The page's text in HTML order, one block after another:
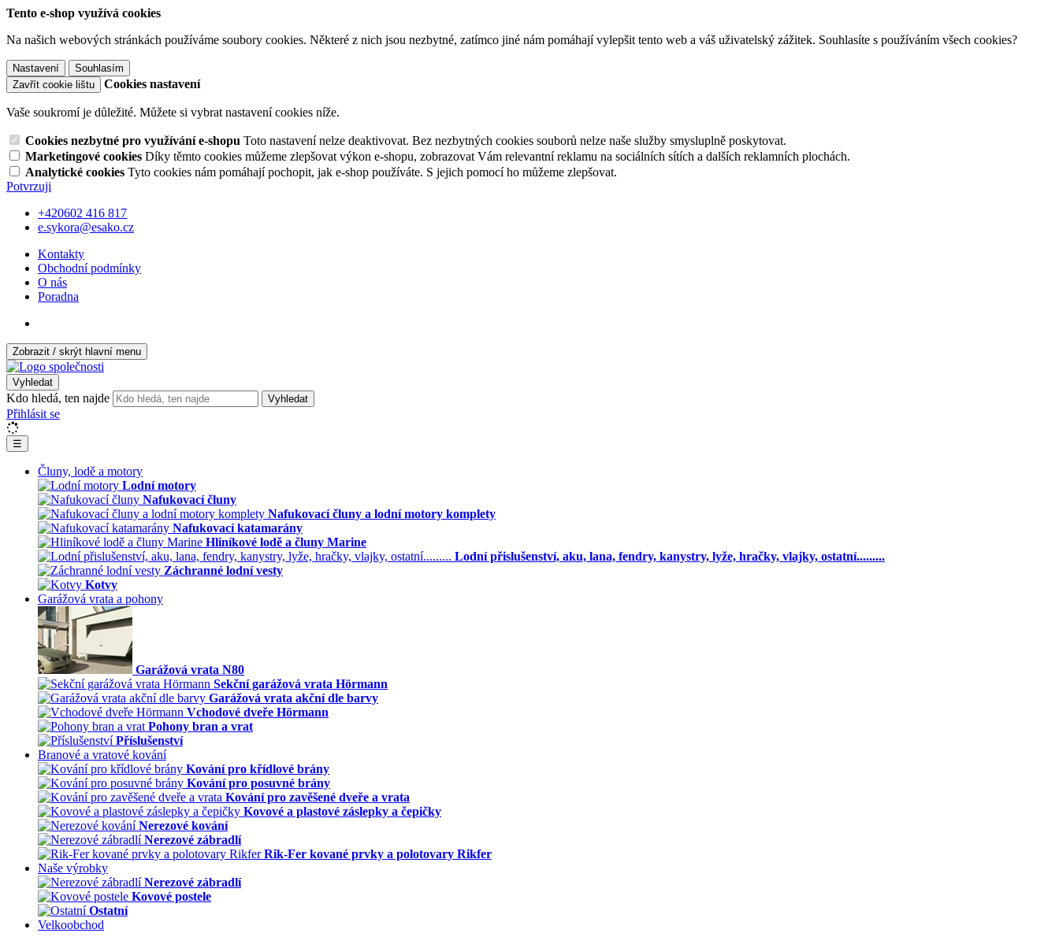
Tento e-shop využívá cookies
Na našich webových stránkách používáme soubory cookies. Některé z nich jsou nezbytné, zatímco jiné nám pomáhají vylepšit tento web a váš uživatelský zážitek. Souhlasíte s používáním všech cookies?
Nastavení
Souhlasím
Zavřít cookie lištu
Cookies nastavení
Vaše soukromí je důležité. Můžete si vybrat nastavení cookies níže.
Cookies nezbytné pro využívání e-shopu Toto nastavení nelze deaktivovat. Bez nezbytných cookies souborů nelze naše služby smysluplně poskytovat.
Marketingové cookies Díky těmto cookies můžeme zlepšovat výkon e-shopu, zobrazovat Vám relevantní reklamu na sociálních sítích a dalších reklamních plochách.
Analytické cookies Tyto cookies nám pomáhají pochopit, jak e-shop používáte. S jejich pomocí ho můžeme zlepšovat.
Potvrzuji
+420602 416 817
e.sykora@esako.cz
Kontakty
Obchodní podmínky
O nás
Poradna
Zobrazit / skrýt hlavní menu
Vyhledat
Kdo hledá, ten najde Vyhledat
Přihlásit se
☰
Čluny, lodě a motory
Lodní motory
Nafukovací čluny
Nafukovací čluny a lodní motory komplety
Nafukovací katamarány
Hliníkové lodě a čluny Marine
Lodní přislušenství, aku, lana, fendry, kanystry, lyže, hračky, vlajky, ostatní.........
Záchranné lodní vesty
Kotvy
Garážová vrata a pohony
Garážová vrata N80
Sekční garážová vrata Hörmann
Garážová vrata akční dle barvy
Vchodové dveře Hörmann
Pohony bran a vrat
Příslušenství
Branové a vratové kování
Kování pro křídlové brány
Kování pro posuvné brány
Kování pro zavěšené dveře a vrata
Kovové a plastové záslepky a čepičky
Nerezové kování
Nerezové zábradlí
Rik-Fer kované prvky a polotovary Rikfer
Naše výrobky
Nerezové zábradlí
Kovové postele
Ostatní
Velkoobchod